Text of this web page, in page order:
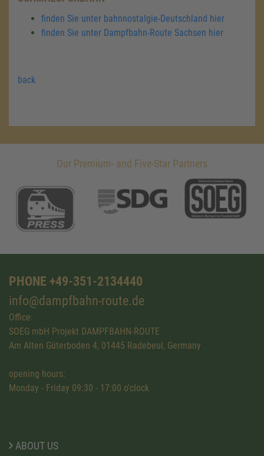
finden Sie unter bahnnostalgie-Deutschland hier
finden Sie unter Dampfbahn-Route Sachsen hier
back
Our Premium- and Five-Star Partners
PHONE +49-351-2134440
info@dampfbahn-route.de
Office:
SOEG mbH Projekt DAMPFBAHN-ROUTE
Am Alten Güterboden 4, 01445 Radebeul, Germany
opening hours:
Monday - Friday 09:30 - 17:00 o'clock
ABOUT US